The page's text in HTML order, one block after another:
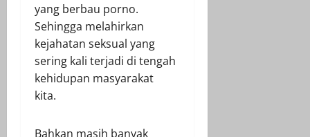
yang berbau porno.
Sehingga melahirkan
kejahatan seksual yang
sering kali terjadi di tengah
kehidupan masyarakat
kita.
Bahkan masih banyak